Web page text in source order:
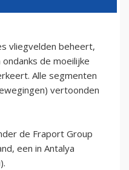
vliegvelden beheert,
de moeilijke
Alle segmenten
vertoonden
de Fraport Group
een in Antalya